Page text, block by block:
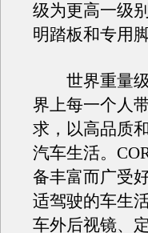
级为更高一级
明踏板和专用
世界重量级
界上每一个人
求，以高品质
汽车生活。
备丰富而广受
适驾驶的车生
车外后视镜、